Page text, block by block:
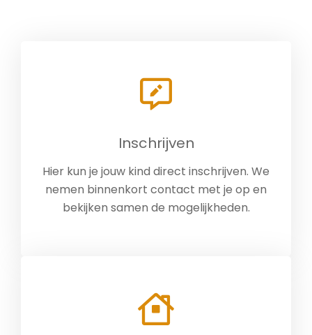
Inschrijven
Hier kun je jouw kind direct inschrijven. We
nemen binnenkort contact met je op en
bekijken samen de mogelijkheden.